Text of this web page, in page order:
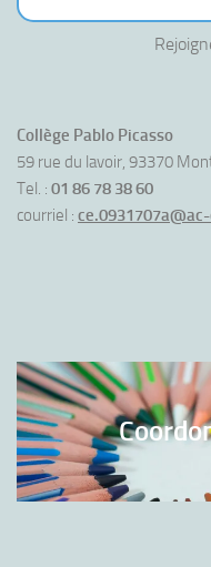
Collège Pablo Picasso
59 rue du lavoir, 93370
Tel. : 01 86 78 38 60
courriel :